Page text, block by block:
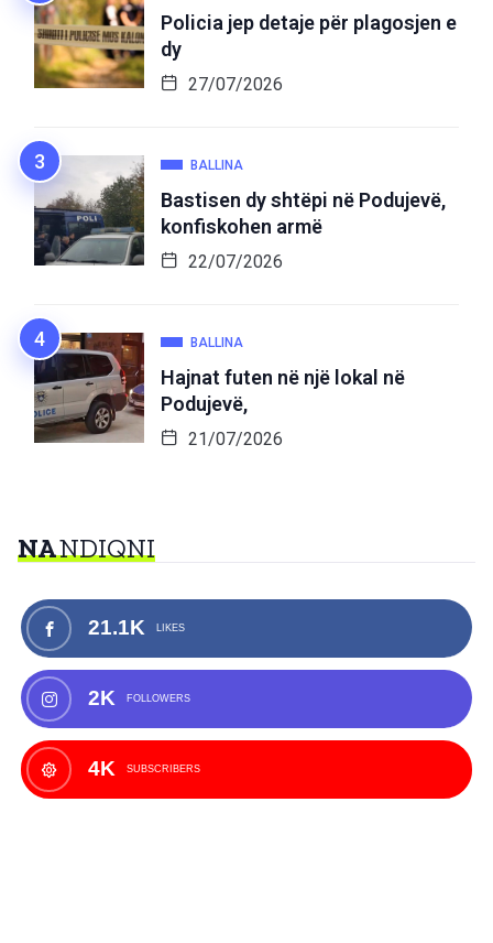
Policia jep detaje për plagosjen e
dy
27/07/2026
BALLINA
Bastisen dy shtëpi në Podujevë,
konfiskohen armë
22/07/2026
BALLINA
Hajnat futen në një lokal në
Podujevë,
21/07/2026
NANDIQNI
21.1K LIKES
2K FOLLOWERS
4K SUBSCRIBERS